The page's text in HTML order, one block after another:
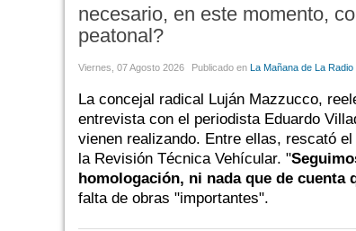
necesario, en este momento,
peatonal?
Viernes, 07 Agosto 2026 Publicado en La Mañana de La Radio
La concejal radical Luján Mazzucco,
entrevista con el periodista Eduardo
vienen realizando. Entre ellas, rescató
la Revisión Técnica Vehícular. "
homologación, ni nada que de cuenta
falta de obras "importantes".